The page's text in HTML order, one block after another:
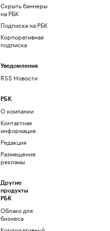
Скрыть баннеры
на РБК
Подписка на РБК
Корпоративная
подписка
Уведомления
RSS Новости
РБК
О компании
Контактная
информация
Редакция
Размещение
рекламы
Другие
продукты
РБК
Облако для
бизнеса